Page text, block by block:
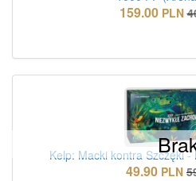
159.00 PLN
Kelp: Macki kontra Szczęki -
49.90 PLN